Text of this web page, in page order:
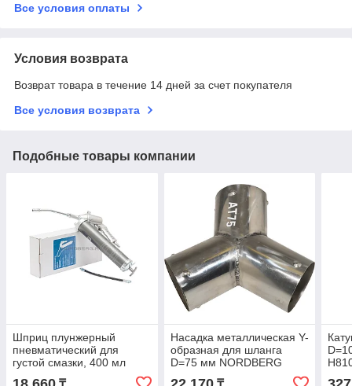
Все условия оплаты
Условия возврата
Возврат товара в течение 14 дней за счет покупателя
Все условия возврата
Подобные товары компании
Шприц плунжерный
пневматический для
густой смазки, 400 мл
NORDBERG NO3400
Насадка металлическая Y-
образная для шланга
D=75 мм NORDBERG